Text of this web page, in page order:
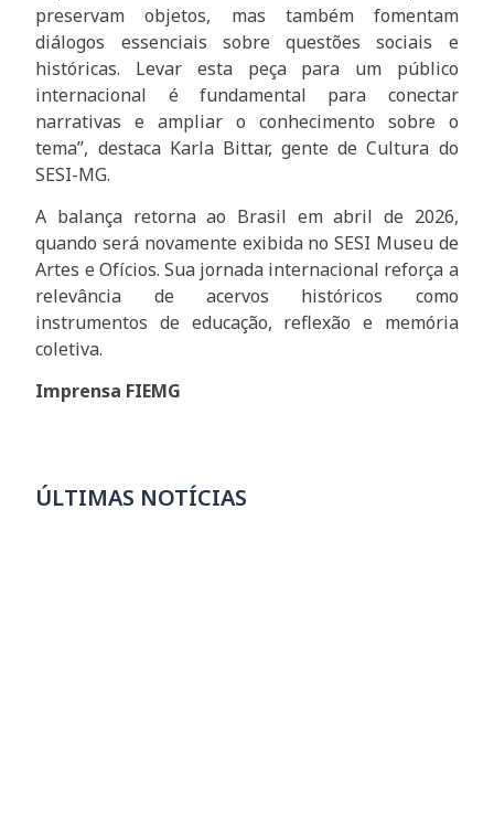
preservam objetos, mas também fomentam
diálogos essenciais sobre questões sociais e
históricas. Levar esta peça para um público
internacional é fundamental para conectar
narrativas e ampliar o conhecimento sobre o
tema”, destaca Karla Bittar, gente de Cultura do
SESI-MG.
A balança retorna ao Brasil em abril de 2026,
quando será novamente exibida no SESI Museu de
Artes e Ofícios. Sua jornada internacional reforça a
relevância de acervos históricos como
instrumentos de educação, reflexão e memória
coletiva.
Imprensa FIEMG
ÚLTIMAS NOTÍCIAS